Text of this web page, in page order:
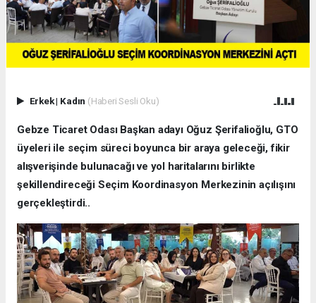
Erkek| Kadın (Haberi Sesli Oku)
Gebze Ticaret Odası Başkan adayı Oğuz Şerifalioğlu, GTO
üyeleri ile seçim süreci boyunca bir araya geleceği, fikir
alışverişinde bulunacağı ve yol haritalarını birlikte
şekillendireceği Seçim Koordinasyon Merkezinin açılışını
gerçekleştirdi..